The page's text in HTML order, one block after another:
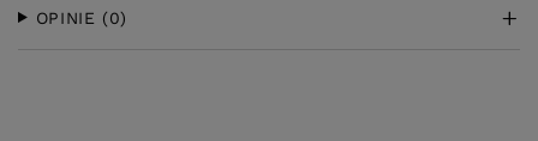
OPINIE (0)